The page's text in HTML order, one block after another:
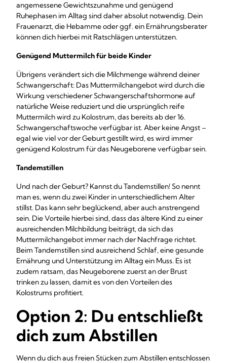
angemessene Gewichtszunahme und genügend
Ruhephasen im Alltag sind daher absolut notwendig. Dein
Frauenarzt, die Hebamme oder ggf. ein Ernährungsberater
können dich hierbei mit Ratschlägen unterstützen.
Genügend Muttermilch für beide Kinder
Übrigens verändert sich die Milchmenge während deiner
Schwangerschaft: Das Muttermilchangebot wird durch die
Wirkung verschiedener Schwangerschaftshormone auf
natürliche Weise reduziert und die ursprünglich reife
Muttermilch wird zu Kolostrum, das bereits ab der 16.
Schwangerschaftswoche verfügbar ist. Aber keine Angst –
egal wie viel vor der Geburt gestillt wird, es wird immer
genügend Kolostrum für das Neugeborene verfügbar sein.
Tandemstillen
Und nach der Geburt? Kannst du Tandemstillen! So nennt
man es, wenn du zwei Kinder in unterschiedlichem Alter
stillst. Das kann sehr beglückend, aber auch anstrengend
sein. Die Vorteile hierbei sind, dass das ältere Kind zu einer
ausreichenden Milchbildung beiträgt, da sich das
Muttermilchangebot immer nach der Nachfrage richtet.
Beim Tandemstillen sind ausreichend Schlaf, eine gesunde
Ernährung und Unterstützung im Alltag ein Muss. Es ist
zudem ratsam, das Neugeborene zuerst an der Brust
trinken zu lassen, damit es von den Vorteilen des
Kolostrums profitiert.
Option 2: Du entschließt
dich zum Abstillen
Wenn du dich aus freien Stücken zum Abstillen entschlossen